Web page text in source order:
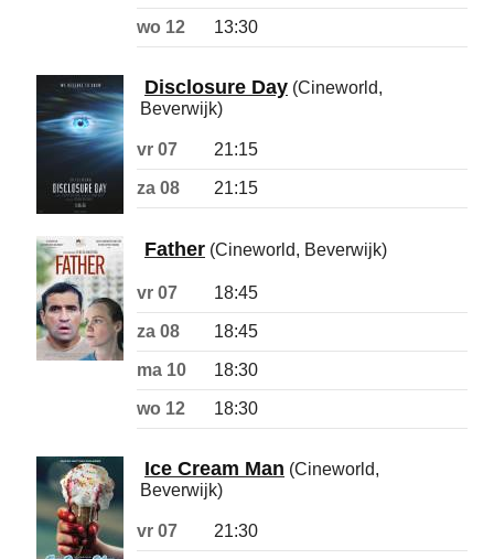
wo 12 13:30
Disclosure Day (Cineworld,
Beverwijk)
vr 07 21:15
za 08 21:15
Father (Cineworld, Beverwijk)
vr 07 18:45
za 08 18:45
ma 10 18:30
wo 12 18:30
Ice Cream Man (Cineworld,
Beverwijk)
vr 07 21:30